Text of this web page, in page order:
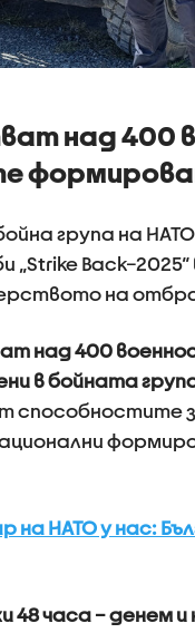
над
група на НАТО
„Strike
на
над 400
в бойната
способностите
на НАТО у нас:
48 часа – денем